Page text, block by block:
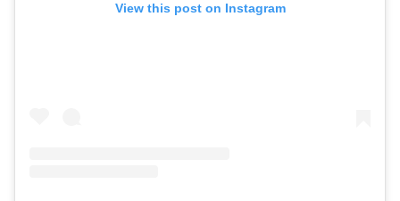
View this post on Instagram